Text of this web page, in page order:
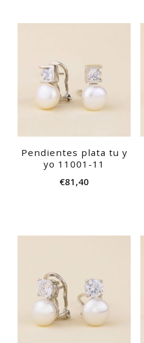
Pendientes plata tu y
yo 11001-11
€81,40